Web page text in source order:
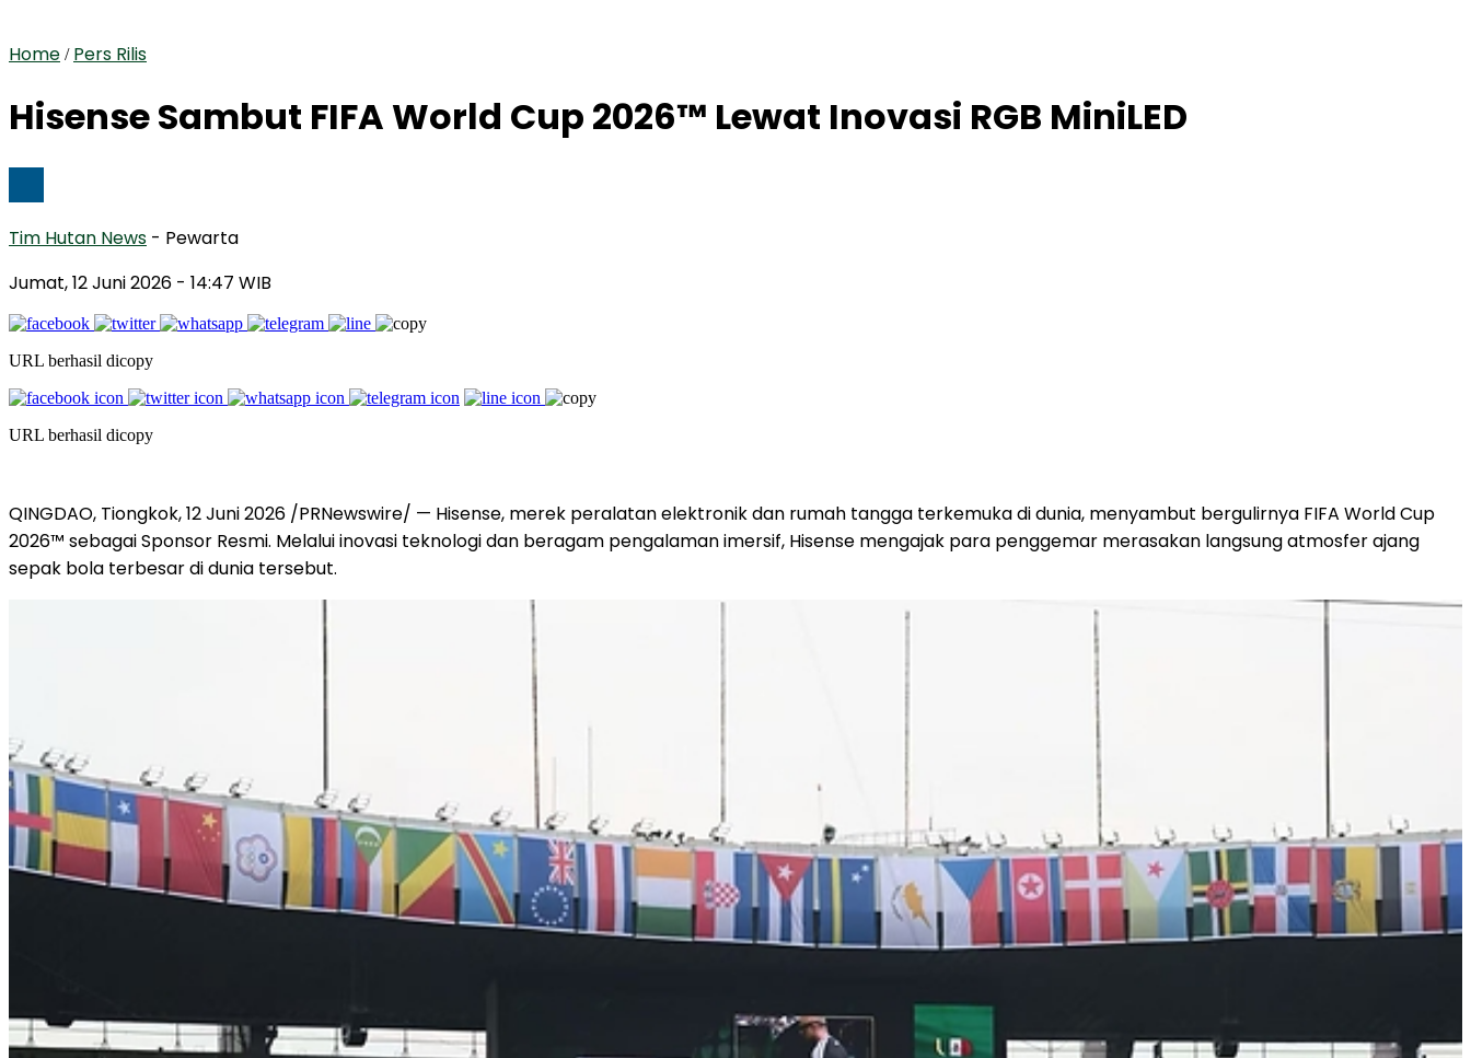
Home / Pers Rilis
Hisense Sambut FIFA World Cup 2026™ Lewat Inovasi RGB MiniLED
Tim Hutan News - Pewarta
Jumat, 12 Juni 2026 - 14:47 WIB
URL berhasil dicopy
URL berhasil dicopy
QINGDAO, Tiongkok, 12 Juni 2026 /PRNewswire/ — Hisense, merek peralatan elektronik dan rumah tangga terkemuka di dunia, menyambut bergulirnya FIFA World Cup
2026™ sebagai Sponsor Resmi. Melalui inovasi teknologi dan beragam pengalaman imersif, Hisense mengajak para penggemar merasakan langsung atmosfer ajang
sepak bola terbesar di dunia tersebut.